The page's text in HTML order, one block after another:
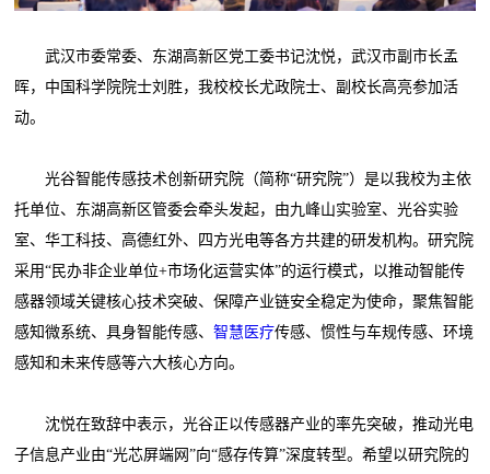
武汉市委常委、东湖高新区党工委书记沈悦，武汉市副市长孟
晖，中国科学院院士刘胜，我校校长尤政院士、副校长高亮参加活
动。
光谷智能传感技术创新研究院（简称“研究院”）是以我校为主依
托单位、东湖高新区管委会牵头发起，由九峰山实验室、光谷实验
室、华工科技、高德红外、四方光电等各方共建的研发机构。研究院
采用“民办非企业单位+市场化运营实体”的运行模式，以推动智能传
感器领域关键核心技术突破、保障产业链安全稳定为使命，聚焦智能
感知微系统、具身智能传感、智慧医疗传感、惯性与车规传感、环境
感知和未来传感等六大核心方向。
沈悦在致辞中表示，光谷正以传感器产业的率先突破，推动光电
子信息产业由“光芯屏端网”向“感存传算”深度转型。希望以研究院的